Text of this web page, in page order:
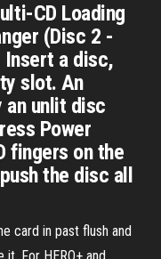
CD Loading
(Disc 2 -
a disc,
slot. An
unlit disc
Power
fingers on the
the disc all
card in past flush and